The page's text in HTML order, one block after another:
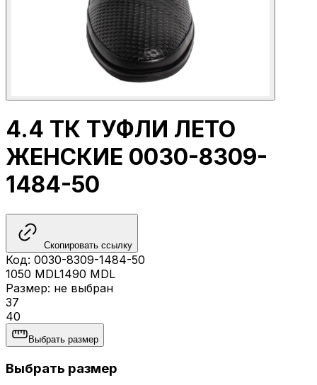
4.4 ТК ТУФЛИ ЛЕТО
ЖЕНСКИЕ 0030-8309-
1484-50
Скопировать ссылку
Код: 0030-8309-1484-50
1050 MDL1490 MDL
Размер: не выбран
37
40
Выбрать размер
Выбрать размер